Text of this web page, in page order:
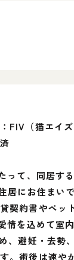
FIV（猫エイ
って、同居す
居にお住まいで
契約書やペッ
情を込めて室
、避妊・去勢
。術後は速や